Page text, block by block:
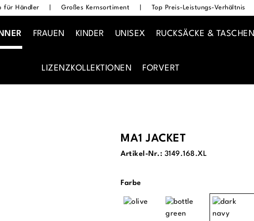
für Händler Großes Kernsortiment Top Preis-Leistungs-Verhältnis
FRAUEN KINDER UNISEX RUCKSÄCKE & TASCHEN
LIZENZKOLLEKTIONEN FORVERT
MA1 JACKET
Artikel-Nr.: 3149.168.XL
Farbeauswählen